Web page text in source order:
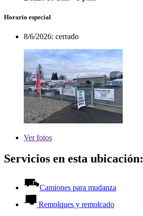
Horario especial
8/6/2026: cerrado
Verfotos
Servicios en esta ubicación:
Camiones para mudanza
Remolques y remolcado